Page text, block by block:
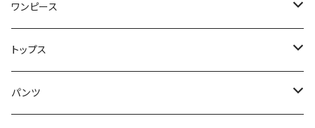
ワンピース
ミニ/ショート
ミディアム/ミモレ
トップス
Tシャツ/カットソー
パンツ